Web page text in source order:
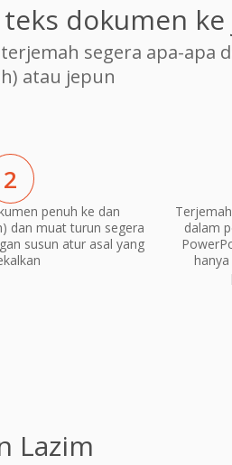
dokumen
segera apa-apa
atau jepun
2
penuh ke dan
dan muat turun segera
susun atur asal yang
dalam
Lazim